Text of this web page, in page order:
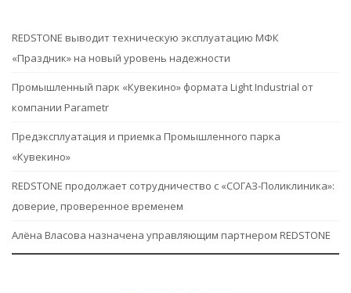
REDSTONE выводит техническую эксплуатацию МФК
«Праздник» на новый уровень надежности
Промышленный парк «Кувекино» формата Light Industrial от
компании Parametr
Предэксплуатация и приемка Промышленного парка
«Кувекино»
REDSTONE продолжает сотрудничество с «СОГАЗ-Поликлиника»:
доверие, проверенное временем
Алёна Власова назначена управляющим партнером REDSTONE